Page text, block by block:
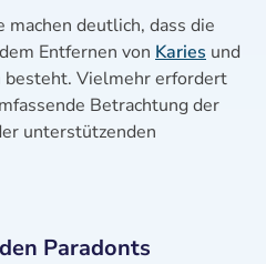
deutlich, dass die
Entfernen von Karies und
besteht. Vielmehr erfordert
Betrachtung der
unterstützenden
Paradonts